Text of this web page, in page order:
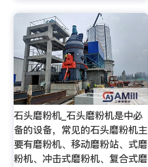
石头磨粉机_石头磨粉机是中必
备的设备，常见的石头磨粉机主
要有磨粉机、移动磨粉站、式磨
粉机、冲击式磨粉机、复合式磨